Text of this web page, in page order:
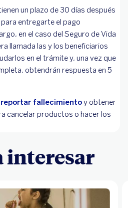
un plazo de 30 días después
entregarte el pago
en el caso del Seguro de Vida
llamada las y los beneficiarios
en el trámite y, una vez que
obtendrán respuesta en 5
reportar fallecimientoy obtener
cancelar productos o hacer los
interesar